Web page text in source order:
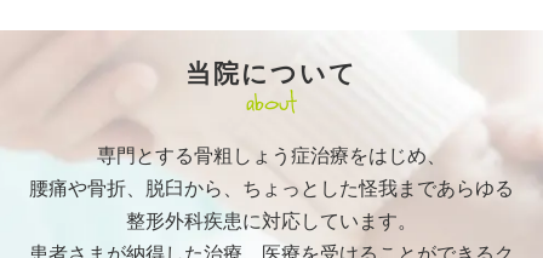
当院について
about
専門とする骨粗しょう症治療をはじめ、
腰痛や骨折、脱臼から、ちょっとした怪我まであらゆる
整形外科疾患に対応しています。
患者さまが納得した治療、医療を受けることができるク